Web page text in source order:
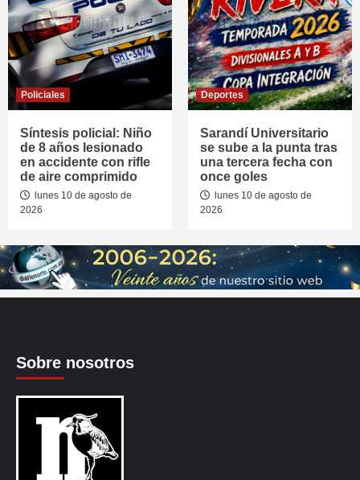
Policiales
Síntesis policial: Niño
de 8 años lesionado
en accidente con rifle
de aire comprimido
lunes 10 de agosto de
2026
Deportes
Sarandí Universitario
se sube a la punta tras
una tercera fecha con
once goles
lunes 10 de agosto de
2026
Sobre nosotros